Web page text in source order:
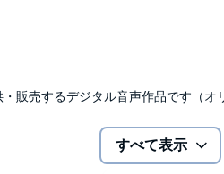
販売するデジタル音声作品です（オ
すべて表示